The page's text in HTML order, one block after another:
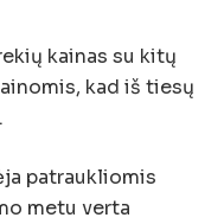
kainas su kitų
kad iš tiesų
patraukliomis
metu verta